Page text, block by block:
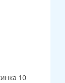
10